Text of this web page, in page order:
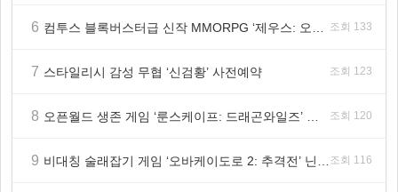
6 조회 133
7 스타일리시 감성 무협 ‘신검황’ 사전예약 조회 123
8 조회 120
9 조회 116